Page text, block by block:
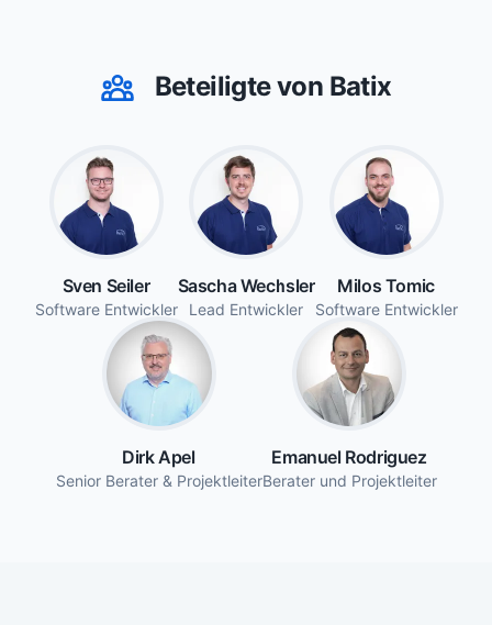
Beteiligte von Batix
Sven Seiler
Software Entwickler
Sascha Wechsler
Lead Entwickler
Milos Tomic
Software Entwickler
Dirk Apel
Senior Berater & Projektleiter
Emanuel Rodriguez
Berater und Projektleiter